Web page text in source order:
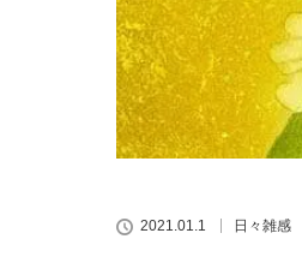
2021.01.1 日々雑感